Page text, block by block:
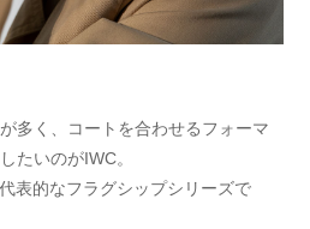
多く、コートを合わせるフォーマ
たいのがIWC。
表的なフラグシップシリーズで